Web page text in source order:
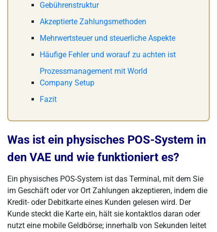
Gebührenstruktur
Akzeptierte Zahlungsmethoden
Mehrwertsteuer und steuerliche Aspekte
Häufige Fehler und worauf zu achten ist
Prozessmanagement mit World
Company Setup
Fazit
Was ist ein physisches POS-System in
den VAE und wie funktioniert es?
Ein physisches POS-System ist das Terminal, mit dem Sie
im Geschäft oder vor Ort Zahlungen akzeptieren, indem die
Kredit- oder Debitkarte eines Kunden gelesen wird. Der
Kunde steckt die Karte ein, hält sie kontaktlos daran oder
nutzt eine mobile Geldbörse; innerhalb von Sekunden leitet